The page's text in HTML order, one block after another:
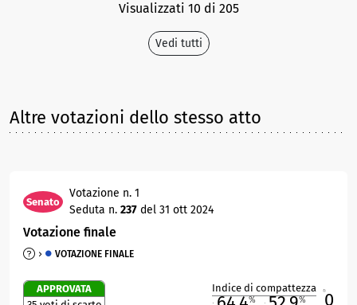
Visualizzati 10 di 205
Vedi tutti
Altre votazioni dello stesso atto
Senato
Votazione n. 1
Seduta n. 237 del 31 ott 2024
Votazione finale
VOTAZIONE FINALE
APPROVATA
Indice di compattezza
% % 0